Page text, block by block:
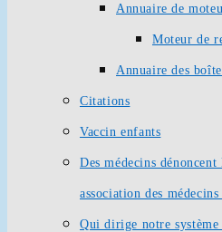
Annuaire de
Moteur de
Annuaire des
Citations
Vaccin enfants
Des médecins
association des
Qui dirige notre système